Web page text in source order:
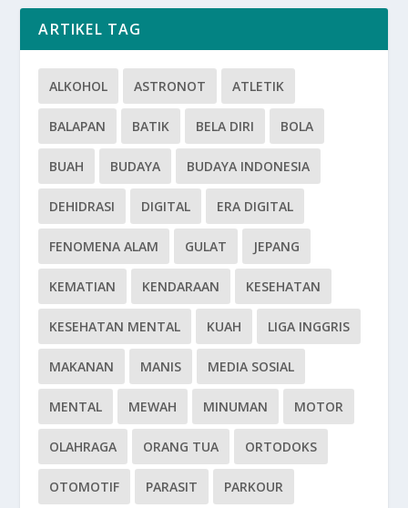
ARTIKEL TAG
ALKOHOL ASTRONOT ATLETIK
BALAPAN BATIK BELA DIRI BOLA
BUAH BUDAYA BUDAYA INDONESIA
DEHIDRASI DIGITAL ERA DIGITAL
FENOMENA ALAM GULAT JEPANG
KEMATIAN KENDARAAN KESEHATAN
KESEHATAN MENTAL KUAH LIGA INGGRIS
MAKANAN MANIS MEDIA SOSIAL
MENTAL MEWAH MINUMAN MOTOR
OLAHRAGA ORANG TUA ORTODOKS
OTOMOTIF PARASIT PARKOUR